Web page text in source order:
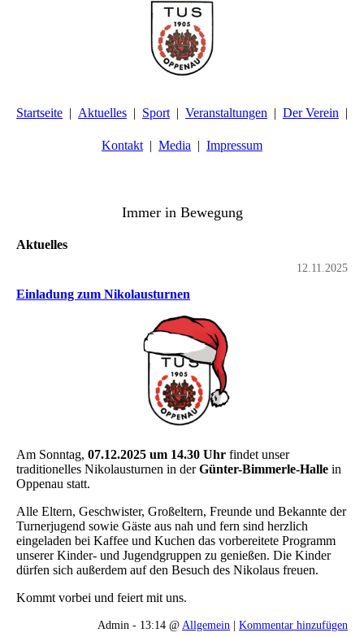
Startseite Aktuelles Sport Veranstaltungen Der Verein
Kontakt Media Impressum
Immer in Bewegung
Aktuelles
12.11.2025
Einladung zum Nikolausturnen
Am Sonntag, 07.12.2025 um 14.30 Uhr findet unser
traditionelles Nikolausturnen in derGünter-Bimmerle-Halle in
Oppenau statt.
Alle Eltern, Geschwister, Großeltern, Freunde und Bekannte der
Turnerjugend sowie Gäste aus nah und fern sind herzlich
eingeladen bei Kaffee und Kuchen das vorbereitete Programm
unserer Kinder- und Jugendgruppen zu genießen. Die Kinder
dürfen sich außerdem auf den Besuch des Nikolaus freuen.
Kommt vorbei und feiert mit uns.
Admin - 13:14 @Allgemein | Kommentar hinzufügen